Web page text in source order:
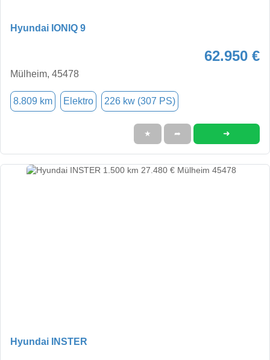
Hyundai IONIQ 9
62.950 €
Mülheim, 45478
8.809 km Elektro 226 kw (307 PS)
★ ➦ ➜
Hyundai INSTER